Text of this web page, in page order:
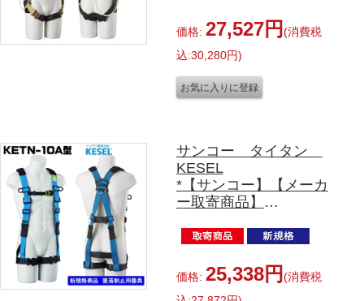
150㎏対応 Lサイズ
価格: 27,527円 (消費税
込:30,280円)
サンコー タイタン
KESEL
*【サンコー】【メーカ
ー取寄商品】
KETN-10A型 Lサイズ
価格: 25,338円 (消費税